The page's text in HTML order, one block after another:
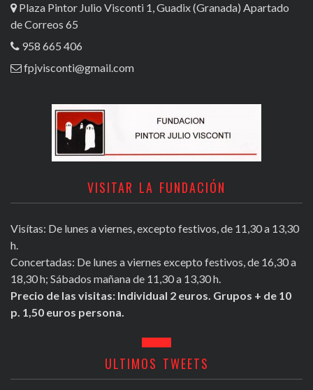
Plaza Pintor Julio Visconti 1, Guadix (Granada) Apartado
de Correos 65
958 665 406
fpjvisconti@gmail.com
VISITAR LA FUNDACIÓN
Visítas: De lunes a viernes, excepto festivos, de 11,30 a 13,30
h.
Concertadas: De lunes a viernes excepto festivos, de 16,30 a
18,30 h; Sábados mañana de 11,30 a 13,30 h.
Precio de las visitas: Individual 2 euros. Grupos + de 10
p. 1,50 euros persona.
ULTIMOS TWEETS